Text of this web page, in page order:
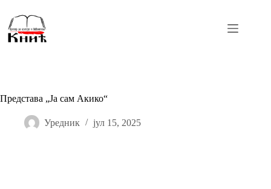
content
Представа „Ја сам Акико“
Уредник јул 15, 2025